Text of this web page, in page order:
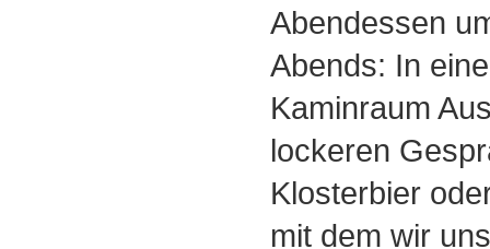
Abendessen
Abends: In
Kaminraum
lockeren
Klosterbier
mit dem wir